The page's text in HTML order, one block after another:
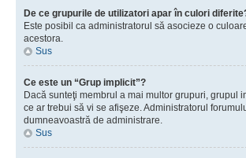
De ce grupurile de utilizatori apar în culori
Este posibil ca administratorul să asocieze o
acestora.
Sus
Ce este un “Grup implicit”?
Dacă sunteţi membrul a mai multor grupuri,
ce ar trebui să vi se afişeze. Administratorul
dumneavoastră de administrare.
Sus